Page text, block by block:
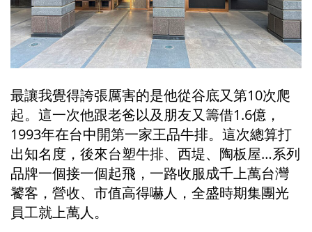
最讓我覺得誇張厲害的是他從谷底又第10次爬
起。這一次他跟老爸以及朋友又籌借1.6億，
1993年在台中開第一家王品牛排。這次總算打
出知名度，後來台塑牛排、西堤、陶板屋…系列
品牌一個接一個起飛，一路收服成千上萬台灣
饕客，營收、市值高得嚇人，全盛時期集團光
員工就上萬人。